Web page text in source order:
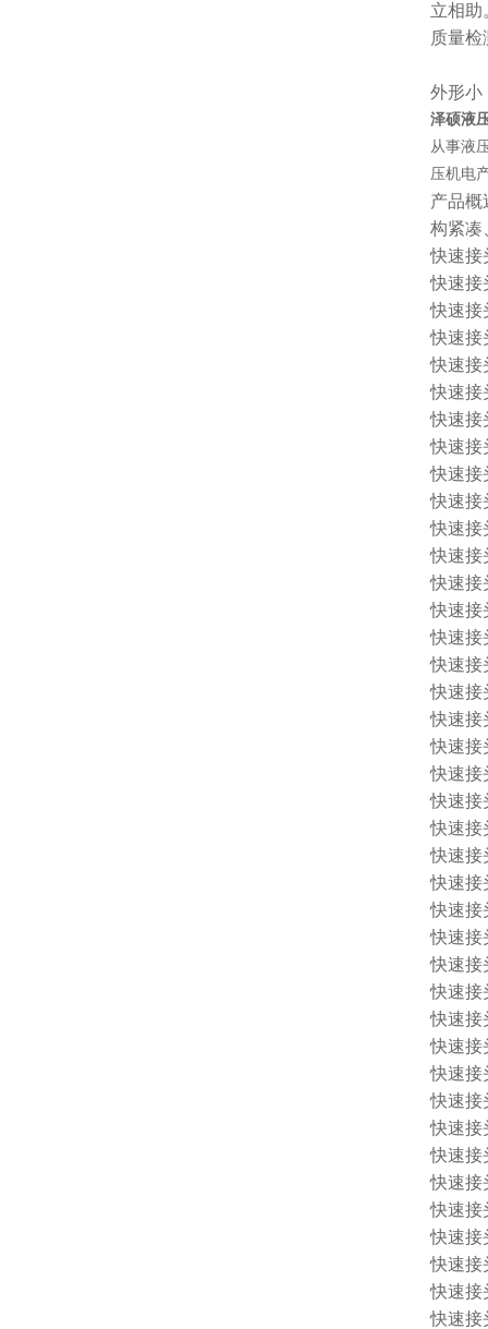
立相助
质量
外形小
泽硕液
从事液
压机电
产品概
构紧凑
快速接
快速接
快速接
快速接
快速接
快速接
快速接
快速接
快速接
快速接
快速接
快速接
快速接
快速接
快速接
快速接
快速接
快速接
快速接
快速接
快速接
快速接
快速接
快速接
快速接
快速接
快速接
快速接
快速接
快速接
快速接
快速接
快速接
快速接
快速接
快速接
快速接
快速接
快速接
快速接